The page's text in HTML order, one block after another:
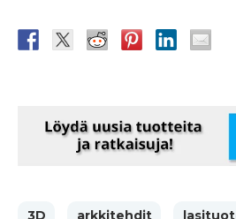
3D arkkitehdit